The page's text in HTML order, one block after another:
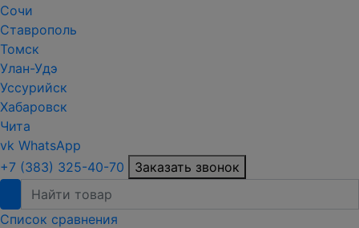
Сочи
Ставрополь
Томск
Улан-Удэ
Уссурийск
Хабаровск
Чита
vk WhatsApp
+7 (383) 325-40-70
Заказать звонок
Список сравнения